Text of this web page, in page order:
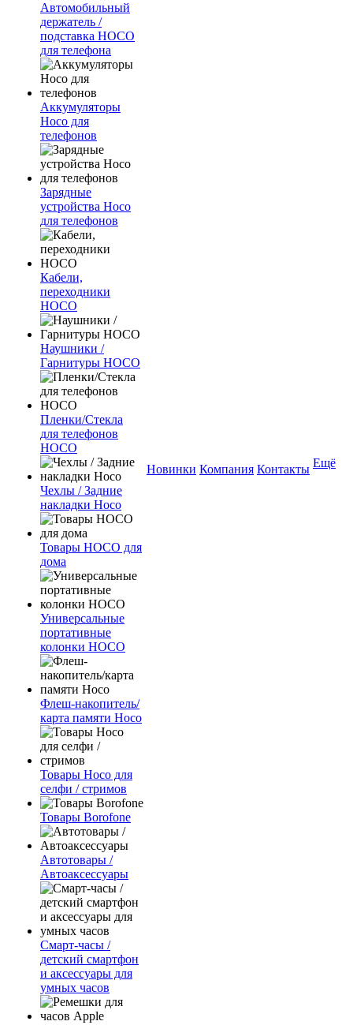
Автомобильный
держатель /
подставка HOCO
для телефона
Аккумуляторы
Hoco для
телефонов
Зарядные
устройства Hoco
для телефонов
Кабели,
переходники
HOCO
Наушники /
Гарнитуры HOCO
Пленки/Стекла
для телефонов
HOCO
Чехлы / Задние
накладки Hoco
Товары HOCO для
дома
Универсальные
портативные
колонки HOCO
Флеш-накопитель/
карта памяти Hoco
Товары Hoco для
селфи / стримов
Товары Borofone
Автотовары /
Автоаксессуары
Смарт-часы /
детский смартфон
и аксессуары для
умных часов
Новинки Компания Контакты Ещё